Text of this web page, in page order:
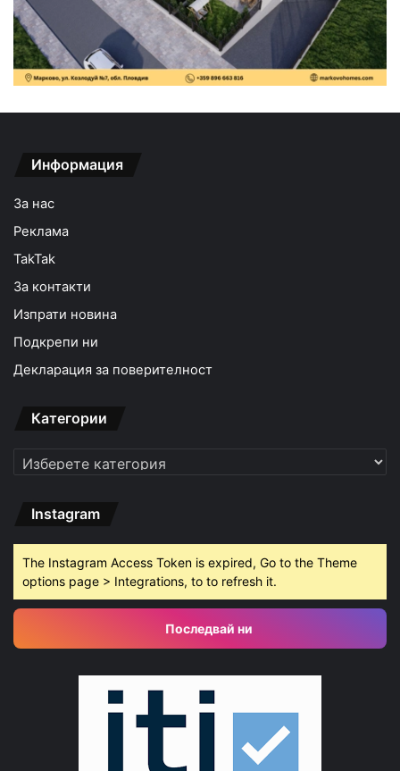
Информация
За нас
Реклама
TakTak
За контакти
Изпрати новина
Подкрепи ни
Декларация за поверителност
Категории
Категории
Instagram
The Instagram Access Token is expired, Go to the Theme
options page > Integrations, to to refresh it.
Последвай ни